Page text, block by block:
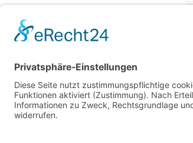
Für Beratende